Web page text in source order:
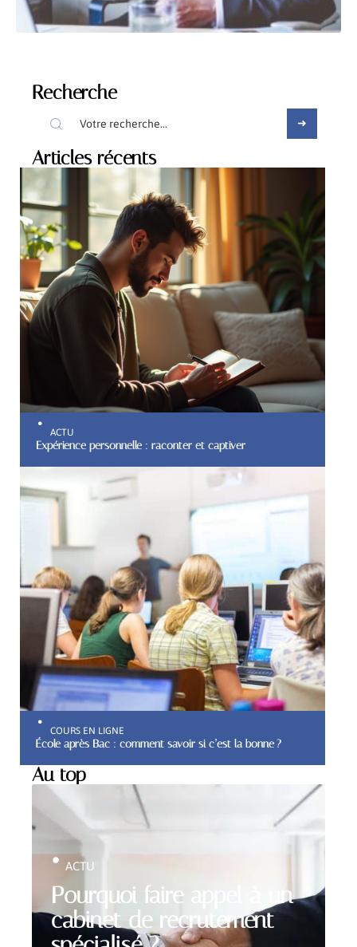
Recherche
Articles récents
ACTU
Expérience personnelle : raconter et captiver
COURS EN LIGNE
École après Bac : comment savoir si c’est la bonne ?
Au top
Pourquoi faire appel à un
cabinet de recrutement
ACTU